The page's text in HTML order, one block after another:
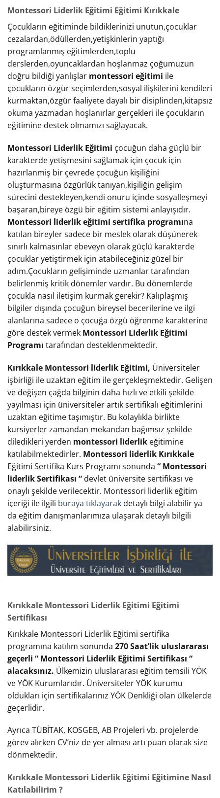
Montessori Liderlik Eğitimi Eğitimi Kırıkkale
Çocukların eğitiminde bildiklerinizi unutun,çocuklar
cezalardan,ödüllerden,yetişkinlerin yaptığı
programlanmış eğitimlerden,toplu
derslerden,oyuncaklardan hoşlanmaz çoğumuzun
doğru bildiği yanlışlar montessori eğitimi ile
çocukların özgür seçimlerden,sosyal ilişkilerini kendileri
kurmaktan,özgür faaliyete dayalı bir disiplinden,kitapsız
okuma yazmadan hoşlanırlar gerçekleri ile çocukların
eğitimine destek olmamızı sağlayacak.
Montessori Liderlik Eğitimi çocuğun daha güçlü bir
karakterde yetişmesini sağlamak için çocuk için
hazırlanmiş bir çevrede çocuğun kişiliğini
oluşturmasına özgürlük tanıyan,kişiliğin gelişim
sürecini destekleyen,kendi onuru içinde sosyalleşmeyi
başaran,bireye özgü bir eğitim sistemi anlayışıdır.
Montessori liderlik eğitimi sertifika programına
katılan bireyler sadece bir meslek olarak düşünerek
sınırlı kalmasınlar ebeveyn olarak güçlü karakterde
çocuklar yetiştirmek için atabileceğiniz güzel bir
adım.Çocukların gelişiminde uzmanlar tarafından
belirlenmiş kritik dönemler vardır. Bu dönemlerde
çocukla nasıl iletişim kurmak gerekir? Kalıplaşmış
bilgiler dışında çocuğun bireysel becerilerine ve ilgi
alanlarına sadece o çocuğa özgü öğrenme karakterine
göre destek vermek Montessori Liderlik Eğitimi
Programı tarafından desteklenmektedir.
Kırıkkale Montessori liderlik Eğitimi, Üniversiteler
işbirliği ile uzaktan eğitim ile gerçekleşmektedir. Gelişen
ve değişen çağda bilginin daha hızlı ve etkili şekilde
yayılması için üniversiteler artık sertifikalı eğitimlerini
uzaktan eğitime taşımıştır. Bu kolaylıkla birlikte
kursiyerler zamandan mekandan bağımsız şekilde
diledikleri yerden montessori liderlik eğitimine
katılabilmektedirler. Montessori liderlik Kırıkkale
Eğitimi Sertifika Kurs Programı sonunda “ Montessori
liderlik Sertifikası “ devlet üniversite sertifikası ve
onaylı şekilde verilecektir. Montessori liderlik eğitim
içeriği ile ilgili buraya tıklayarak detaylı bilgi alabilir ya
da eğitim danışmanlarımıza ulaşarak detaylı bilgili
alabilirsiniz.
Kırıkkale Montessori Liderlik Eğitimi Eğitimi
Sertifikası
Kırıkkale Montessori Liderlik Eğitimi sertifika
programına katılım sonunda 270 Saat’lik uluslararası
geçerli “ Montessori Liderlik Eğitimi Sertifikası “
alacaksınız. Ülkemizin uluslararası eğitim temsili YÖK
ve YÖK Kurumlarıdır. Üniversiteler YÖK kurumu
oldukları için sertifikalarınız YÖK Denkliği olan ülkelerde
geçerlidir.
Ayrıca TÜBİTAK, KOSGEB, AB Projeleri vb. projelerde
görev alırken CV’niz de yer alması artı puan olarak size
dönmektedir.
Kırıkkale Montessori Liderlik Eğitimi Eğitimine Nasıl
Katılabilirim ?